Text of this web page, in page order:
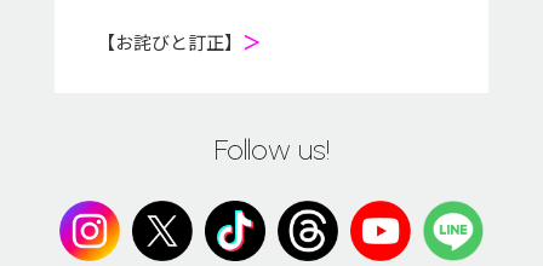
【お詫びと訂正】 ＞
Follow us!